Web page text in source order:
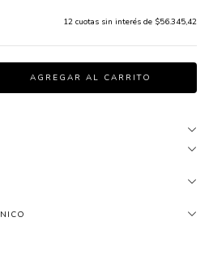
12 cuotas sin interés de $56.345,42